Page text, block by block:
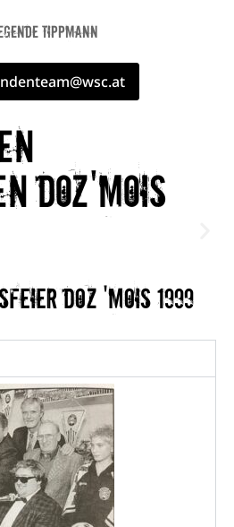
tippmann
Doz'mois
doz 'mois 1999